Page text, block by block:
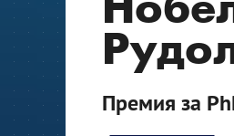
Премия за